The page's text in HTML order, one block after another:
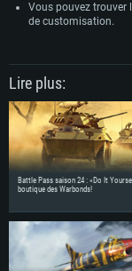
Vous pouvez trouver
de customisation.
Lire plus:
Battle Pass saison 24 : «Do It
boutique des Warbonds!